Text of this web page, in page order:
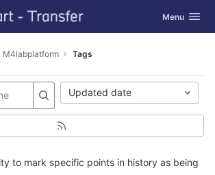
Toggle
Menu
M4labplatform Tags
to mark specific points in history as being
Updated date